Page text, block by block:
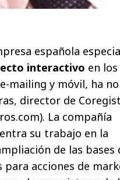
española
interactivo en los
mailing y móvil, ha
director de
La compañía
su trabajo en la
de las bases
para acciones de